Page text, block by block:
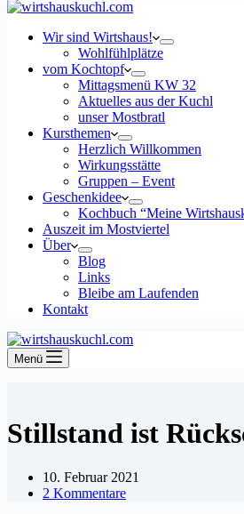
Wir sind Wirtshaus!
Wohlfühlplätze
vom Kochtopf
Mittagsmenü KW 32
Aktuelles aus der Kuchl
unser Mostbratl
Kursthemen
Herzlich Willkommen
Wirkungsstätte
Gruppen – Event
Geschenkidee
Kochbuch “Meine
Auszeit im Mostviertel
Über
Blog
Links
Bleibe am Laufenden
Kontakt
Menü
Stillstand ist
10. Februar 2021
2 Kommentare